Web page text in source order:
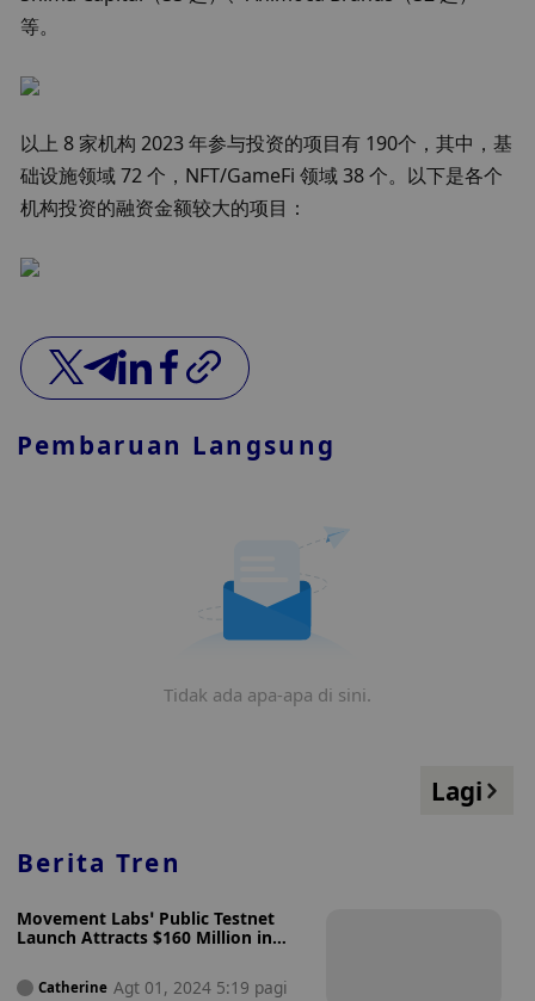
等。
以上 8 家机构 2023 年参与投资的项目有 190个，其中，基
础设施领域 72 个，NFT/GameFi 领域 38 个。以下是各个
机构投资的融资金额较大的项目：
Pembaruan Langsung
Tidak ada apa-apa di sini.
Lagi
Berita Tren
Movement Labs’ Public Testnet
Launch Attracts $160 Million in
You Join the Movement?
Catherine Agt 01, 2024 5:19 pagi